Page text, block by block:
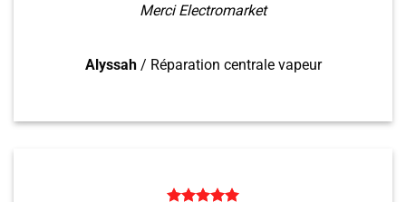
Merci Electromarket
Alyssah / Réparation centrale vapeur